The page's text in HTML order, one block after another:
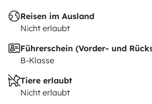
Reisen im Ausland
Nicht erlaubt
Führerschein (Vorder- und
B-Klasse
Tiere erlaubt
Nicht erlaubt